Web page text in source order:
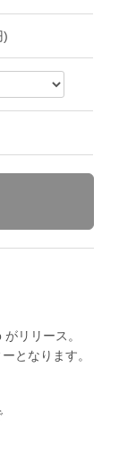
)
リリース。
となります。